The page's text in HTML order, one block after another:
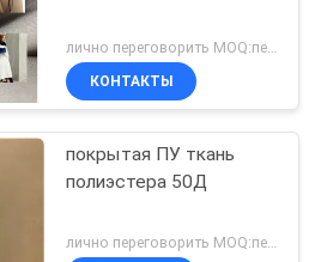
КОНТАКТЫ
покрытая ПУ ткань
полиэстера 50Д